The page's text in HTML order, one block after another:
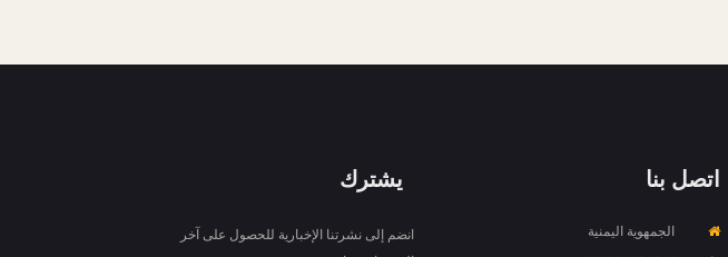
اتصل بنا
الجمهوية اليمنية
يشترك
انضم إلى نشرتنا الإخبارية للحصول على آخر